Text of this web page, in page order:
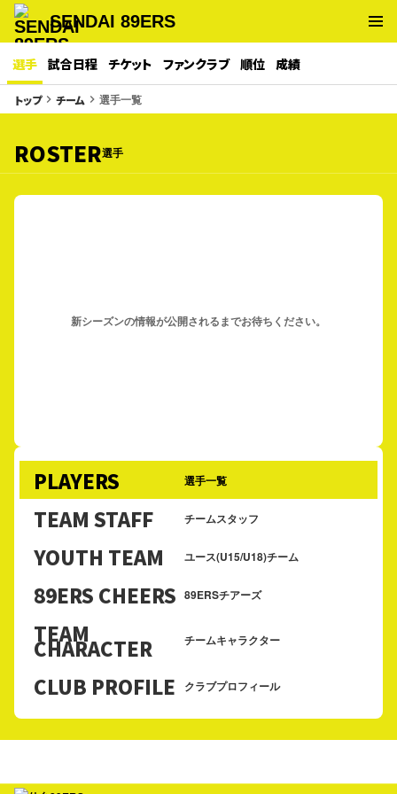
SENDAI 89ERS
選手 試合日程 チケット ファンクラブ 順位 成績
トップkeyboard_arrow_right チーム keyboard_arrow_right 選手一覧
ROSTER選手
新シーズンの情報が公開されるまでお待ちください。
PLAYERS 選手一覧
TEAM STAFF チームスタッフ
YOUTH TEAM ユース(U15/U18)チーム
89ERS CHEERS 89ERSチアーズ
TEAM
CHARACTER チームキャラクター
CLUB PROFILE クラブプロフィール